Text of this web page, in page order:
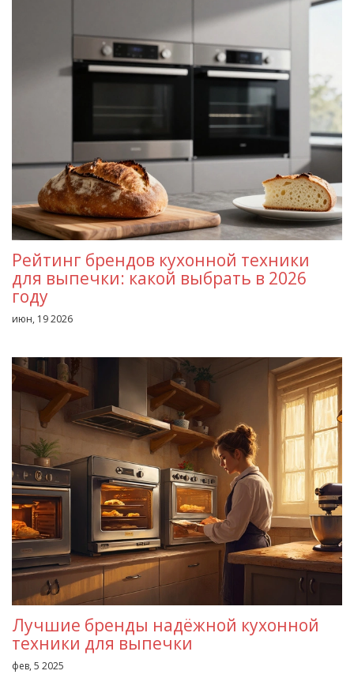
Рейтинг брендов кухонной техники
для выпечки: какой выбрать в 2026
году
июн, 19 2026
Лучшие бренды надёжной кухонной
техники для выпечки
фев, 5 2025